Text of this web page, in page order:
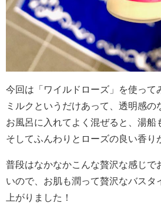
今回は「ワイルドローズ」を使って
ミルクというだけあって、透明感の
お風呂に入れてよく混ぜると、湯船
そしてふんわりとローズの良い香り
普段はなかなかこんな贅沢な感じで
いので、お肌も潤って贅沢なバスタ
上がりました！